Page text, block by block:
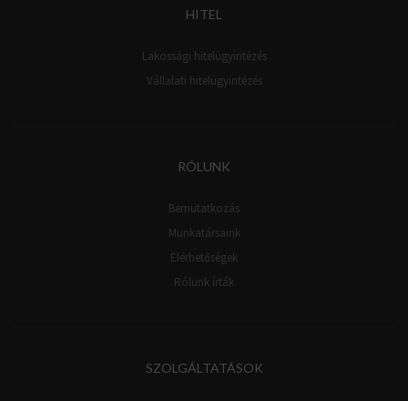
HITEL
Lakossági hitelügyintézés
Vállalati hitelügyintézés
RÓLUNK
Bemutatkozás
Munkatársaink
Elérhetőségek
Rólunk írták
SZOLGÁLTATÁSOK